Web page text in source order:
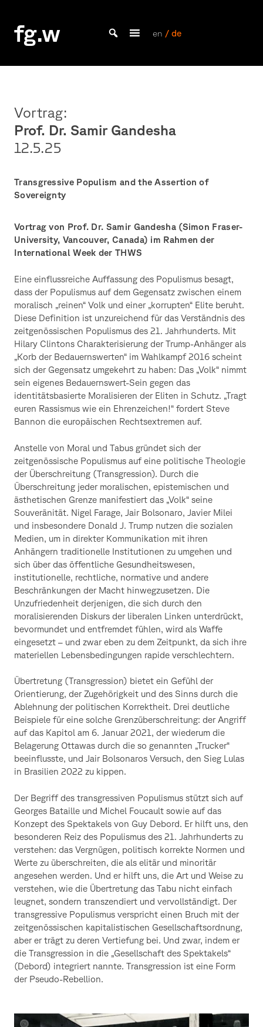
content
fg.w
Bachelor Kommunikationsdesign und Master Design & Information studieren
en / de
Vortrag:
Prof. Dr. Samir Gandesha
12.5.25
Transgressive Populism and the Assertion of
Sovereignty
Vortrag von Prof. Dr. Samir Gandesha (Simon Fraser-
University, Vancouver, Canada) im Rahmen der
International Week der THWS
Eine einflussreiche Auffassung des Populismus besagt,
dass der Populismus auf dem Gegensatz zwischen einem
moralisch „reinen“ Volk und einer „korrupten“ Elite beruht.
Diese Definition ist unzureichend für das Verständnis des
zeitgenössischen Populismus des 21. Jahrhunderts. Mit
Hilary Clintons Charakterisierung der Trump-Anhänger als
„Korb der Bedauernswerten“ im Wahlkampf 2016 scheint
sich der Gegensatz umgekehrt zu haben: Das „Volk“ nimmt
sein eigenes Bedauernswert-Sein gegen das
identitätsbasierte Moralisieren der Eliten in Schutz. „Tragt
euren Rassismus wie ein Ehrenzeichen!“ fordert Steve
Bannon die europäischen Rechtsextremen auf.
Anstelle von Moral und Tabus gründet sich der
zeitgenössische Populismus auf eine politische Theologie
der Überschreitung (Transgression). Durch die
Überschreitung jeder moralischen, epistemischen und
ästhetischen Grenze manifestiert das „Volk“ seine
Souveränität. Nigel Farage, Jair Bolsonaro, Javier Milei
und insbesondere Donald J. Trump nutzen die sozialen
Medien, um in direkter Kommunikation mit ihren
Anhängern traditionelle Institutionen zu umgehen und
sich über das öffentliche Gesundheitswesen,
institutionelle, rechtliche, normative und andere
Beschränkungen der Macht hinwegzusetzen. Die
Unzufriedenheit derjenigen, die sich durch den
moralisierenden Diskurs der liberalen Linken unterdrückt,
bevormundet und entfremdet fühlen, wird als Waffe
eingesetzt – und zwar eben zu dem Zeitpunkt, da sich ihre
materiellen Lebensbedingungen rapide verschlechtern.
Übertretung (Transgression) bietet ein Gefühl der
Orientierung, der Zugehörigkeit und des Sinns durch die
Ablehnung der politischen Korrektheit. Drei deutliche
Beispiele für eine solche Grenzüberschreitung: der Angriff
auf das Kapitol am 6. Januar 2021, der wiederum die
Belagerung Ottawas durch die so genannten „Trucker“
beeinflusste, und Jair Bolsonaros Versuch, den Sieg Lulas
in Brasilien 2022 zu kippen.
Der Begriff des transgressiven Populismus stützt sich auf
Georges Bataille und Michel Foucault sowie auf das
Konzept des Spektakels von Guy Debord. Er hilft uns, den
besonderen Reiz des Populismus des 21. Jahrhunderts zu
verstehen: das Vergnügen, politisch korrekte Normen und
Werte zu überschreiten, die als elitär und minoritär
angesehen werden. Und er hilft uns, die Art und Weise zu
verstehen, wie die Übertretung das Tabu nicht einfach
leugnet, sondern transzendiert und vervollständigt. Der
transgressive Populismus verspricht einen Bruch mit der
zeitgenössischen kapitalistischen Gesellschaftsordnung,
aber er trägt zu deren Vertiefung bei. Und zwar, indem er
die Transgression in die „Gesellschaft des Spektakels“
(Debord) integriert nannte. Transgression ist eine Form
der Pseudo-Rebellion.